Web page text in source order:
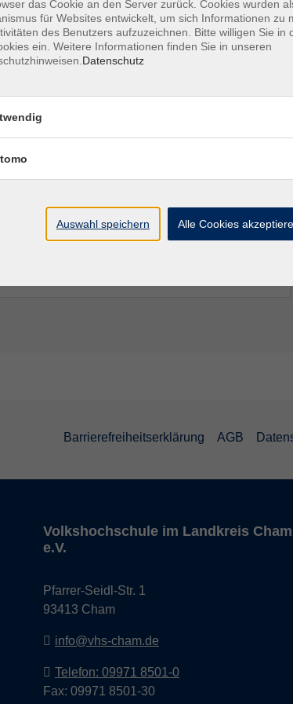
Uhr
Barrierefreiheitserklärung AGB
Volkshochschule im Landkreis Cham
e.V.
Pfarrer-Seidl-Str. 1
93413 Cham
info@vhs-cham.de
Telefon: 09971 8501-0
Fax: 09971 8501-30
das Cookie an den Server zurück. Cookies wurden
für Websites entwickelt, um sich Informationen zu
des Benutzers aufzuzeichnen. Bitte willigen Sie in
ein. Weitere Informationen finden Sie in unseren
Datenschutz
Auswahl speichern Alle Cookies